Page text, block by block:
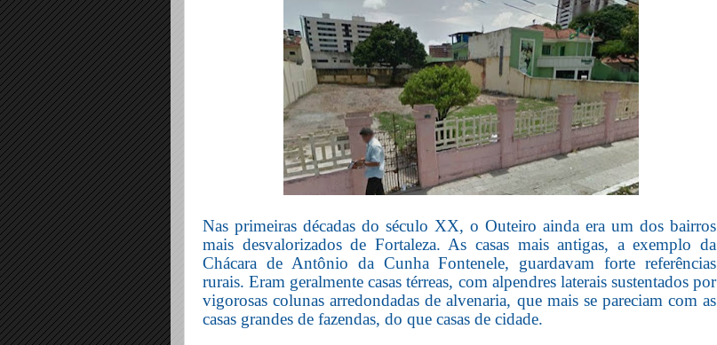
Nas primeiras décadas do século XX, o Outeiro ainda era um dos bairros
mais desvalorizados de Fortaleza. As casas mais antigas, a exemplo da
Chácara de Antônio da Cunha Fontenele, guardavam forte referências
rurais. Eram geralmente casas térreas, com alpendres laterais sustentados por
vigorosas colunas arredondadas de alvenaria, que mais se pareciam com as
casas grandes de fazendas, do que casas de cidade.